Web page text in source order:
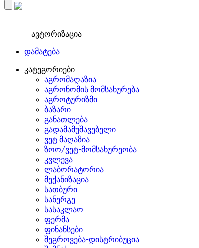
ავტორიზაცია
დამატება
კატეგორიები
აგრომაღაზია
აგრონომის მომსახურება
აგროტურიზმი
ბაზარი
განათლება
გადამამუშავებელი
ვეტ მაღაზია
ზოო/ვეტ-მომსახურეობა
კვლევა
ლაბორატორია
მექანიზაცია
სათბური
სანერგე
სასაკლაო
ფერმა
ფინანსები
შეგროვება-დისტრიბუცია